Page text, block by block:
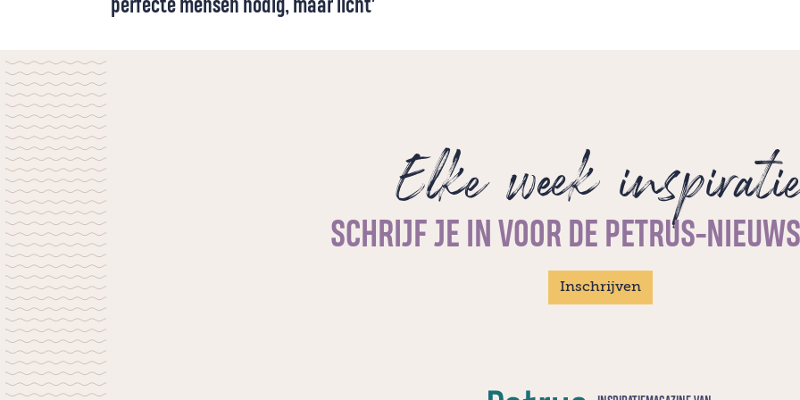
gebrokenheid is die zin niet volledig, denkt Elke week
SCHRIJF JE IN VOOR DE PETRUS-
Inschrijven